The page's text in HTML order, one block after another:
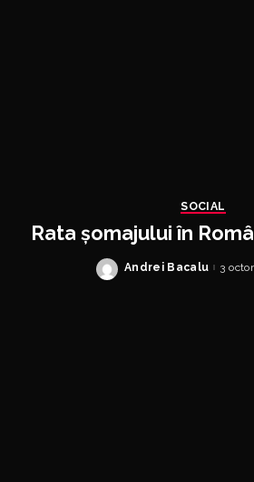
SOCIAL
Rata șomajului în
Posted
Andrei Bacalu 3